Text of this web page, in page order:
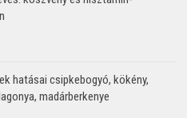
hatásai csipkebogyó, kökény,
madárberkenye